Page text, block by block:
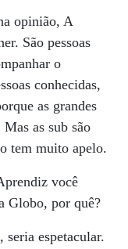
opinião, A
São pessoas
o
conhecidas,
as grandes
as sub são
tem muito apelo.
você
Globo, por quê?
espetacular.